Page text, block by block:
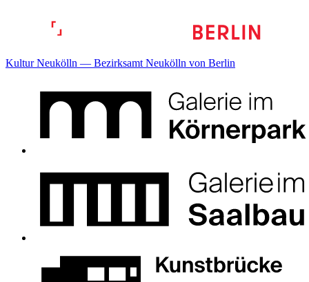
Kultur Neukölln — Bezirksamt Neukölln von Berlin